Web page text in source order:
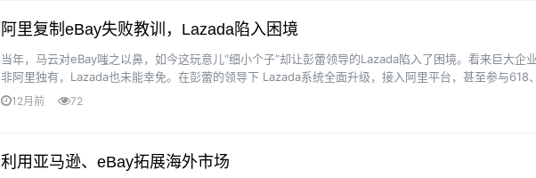
阿里复制eBay失败教训，Lazada陷入困境
当年，马云对eBay嗤之以鼻，如今这玩意儿“细小个子”却让彭蕾领导的Lazada陷入了困境。看来巨大企
非阿里独有，Lazada也未能幸免。在彭蕾的领导下 Lazada系统全面升级，接入阿里平台，甚至参与618
等巨大促。只是 管···
12月前 72
利用亚马逊、eBay拓展海外市场